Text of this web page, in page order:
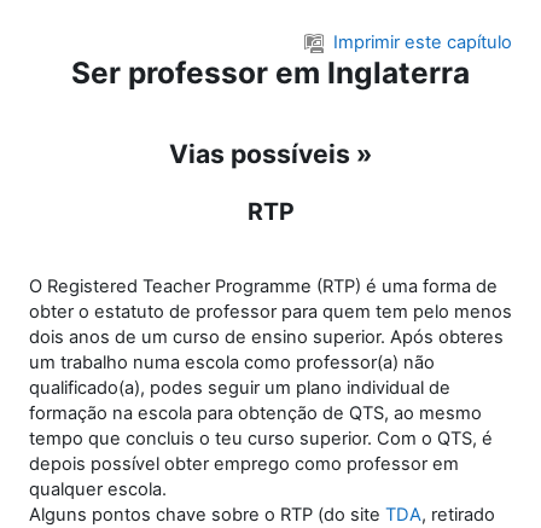
Imprimir este capítulo
Ser professor em Inglaterra
Vias possíveis »
RTP
O Registered Teacher Programme (RTP) é uma forma de
obter o estatuto de professor para quem tem pelo menos
dois anos de um curso de ensino superior. Após obteres
um trabalho numa escola como professor(a) não
qualificado(a), podes seguir um plano individual de
formação na escola para obtenção de QTS, ao mesmo
tempo que concluis o teu curso superior. Com o QTS, é
depois possível obter emprego como professor em
qualquer escola.
Alguns pontos chave sobre o RTP (do site TDA, retirado